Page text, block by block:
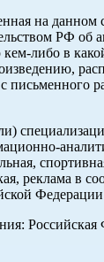
на данном
РФ об
либо в
письменного
реклама в
Российская